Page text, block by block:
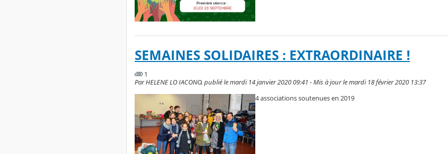
SEMAINES SOLIDAIRES : EXTRAORDINAIRE !
1
Par HELENE LO IACONO, publié le mardi 14 janvier 2020 09:41 - Mis à jour le mardi 18 février 2020 13:37
4 associations soutenues en 2019